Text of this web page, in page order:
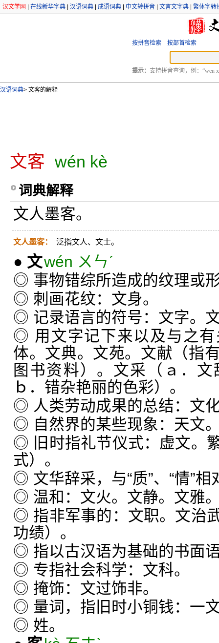
汉文学网 在线新华字典 汉语词典 成语词典 中文转拼音 文言文字典 繁体字转
按拼音检索 按部首检索
提示： 支持拼音查询，例：“wen
汉语词典> 文客的解释
文客 wén kè
词典解释
文人墨客。
文人墨客： 泛指文人、文士。
● 文wén ㄨㄣˊ
◎ 事物错综所造成的纹理或
◎ 刺画花纹：文身。
◎ 记录语言的符号：文字。
◎ 用文字记下来以及与之
体。文典。文苑。文献（指
图书资料）。文采（ａ．
ｂ．错杂艳丽的色彩）。
◎ 人类劳动成果的总结：文
◎ 自然界的某些现象：天文
◎ 旧时指礼节仪式：虚文。
式）。
◎ 文华辞采，与“质”、“情”
◎ 温和：文火。文静。文雅
◎ 指非军事的：文职。文治
功绩）。
◎ 指以古汉语为基础的书面
◎ 专指社会科学：文科。
◎ 掩饰：文过饰非。
◎ 量词，指旧时小铜钱：一
◎ 姓。